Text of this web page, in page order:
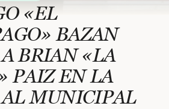
«EL
BAZAN
BRIAN «LA
PAIZ EN LA
MUNICIPAL